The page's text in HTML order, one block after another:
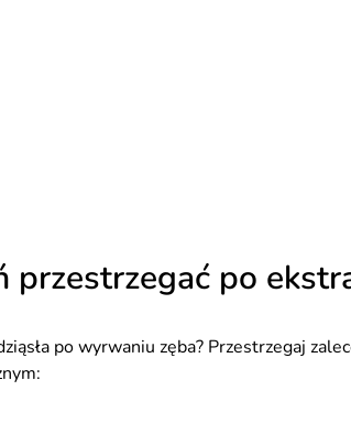
przestrzegać po
po wyrwaniu zęba? Przestrzegaj